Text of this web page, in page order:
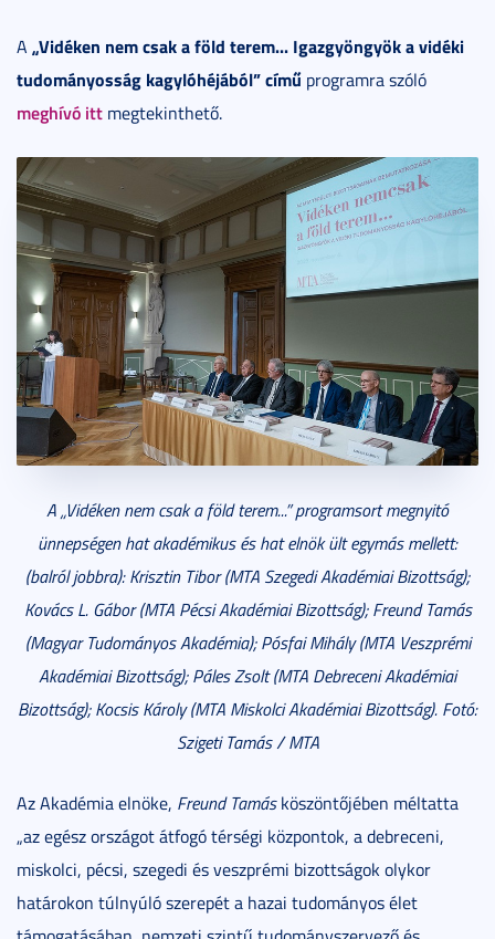
A „Vidéken nem csak a föld terem... Igazgyöngyök a vidéki
tudományosság kagylóhéjából” című programra szóló
meghívó itt megtekinthető.
A „Vidéken nem csak a föld terem...” programsort megnyitó
ünnepségen hat akadémikus és hat elnök ült egymás mellett:
(balról jobbra): Krisztin Tibor (MTA Szegedi Akadémiai Bizottság);
Kovács L. Gábor (MTA Pécsi Akadémiai Bizottság); Freund Tamás
(Magyar Tudományos Akadémia); Pósfai Mihály (MTA Veszprémi
Akadémiai Bizottság); Páles Zsolt (MTA Debreceni Akadémiai
Bizottság); Kocsis Károly (MTA Miskolci Akadémiai Bizottság). Fotó:
Szigeti Tamás / MTA
Az Akadémia elnöke, Freund Tamásköszöntőjében méltatta
„az egész országot átfogó térségi központok, a debreceni,
miskolci, pécsi, szegedi és veszprémi bizottságok olykor
határokon túlnyúló szerepét a hazai tudományos élet